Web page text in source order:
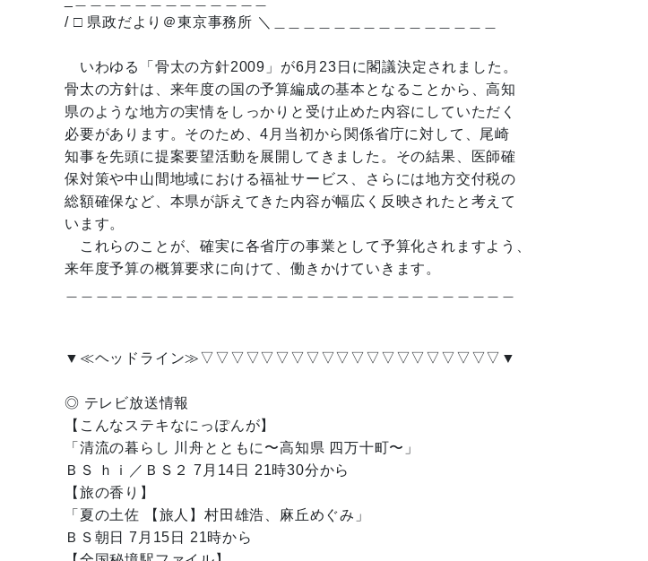
/ □ 県政だより＠東京事務所 ＼＿＿＿＿＿＿＿＿＿＿＿＿＿＿＿
いわゆる「骨太の方針2009」が6月23日に閣議決定されました。
骨太の方針は、来年度の国の予算編成の基本となることから、高知
県のような地方の実情をしっかりと受け止めた内容にしていただく
必要があります。そのため、4月当初から関係省庁に対して、尾崎
知事を先頭に提案要望活動を展開してきました。その結果、医師確
保対策や中山間地域における福祉サービス、さらには地方交付税の
総額確保など、本県が訴えてきた内容が幅広く反映されたと考えて
います。
これらのことが、確実に各省庁の事業として予算化されますよう、
来年度予算の概算要求に向けて、働きかけていきます。
▼≪ヘッドライン≫▽▽▽▽▽▽▽▽▽▽▽▽▽▽▽▽▽▽▽▽▼
◎ テレビ放送情報
【こんなステキなにっぽんが】
「清流の暮らし 川舟とともに〜高知県 四万十町〜」
ＢＳ ｈｉ／ＢＳ２ 7月14日 21時30分から
【旅の香り】
「夏の土佐 【旅人】村田雄浩、麻丘めぐみ」
ＢＳ朝日 7月15日 21時から